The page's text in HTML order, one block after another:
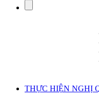
THỰC HIỆN NGHỊ